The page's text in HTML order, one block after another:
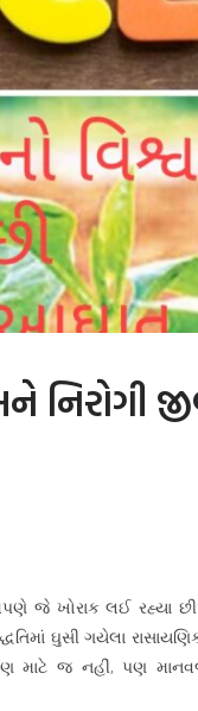
નિરોગી
જે ખોરાક લઈ રહ્યા
ઘુસી ગયેલા
માટે જ નહીં, પણ